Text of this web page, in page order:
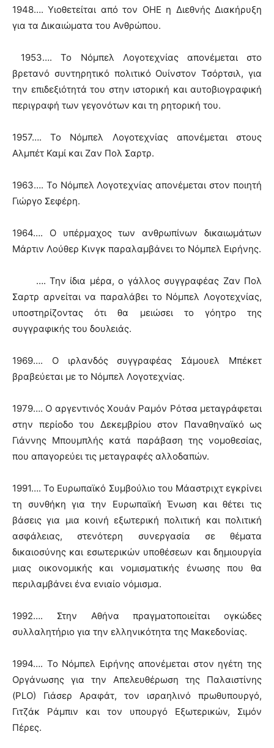
1948…. Υιοθετείται από τον ΟΗΕ η Διεθνής Διακήρυξη
για τα Δικαιώματα του Ανθρώπου.
1953…. Το Νόμπελ Λογοτεχνίας απονέμεται στο
βρετανό συντηρητικό πολιτικό Ουίνστον Τσόρτσιλ, για
την επιδεξιότητά του στην ιστορική και αυτοβιογραφική
περιγραφή των γεγονότων και τη ρητορική του.
1957…. Το Νόμπελ Λογοτεχνίας απονέμεται στους
Αλμπέτ Καμί και Ζαν Πολ Σαρτρ.
1963…. Το Νόμπελ Λογοτεχνίας απονέμεται στον ποιητή
Γιώργο Σεφέρη.
1964…. Ο υπέρμαχος των ανθρωπίνων δικαιωμάτων
Μάρτιν Λούθερ Κινγκ παραλαμβάνει το Νόμπελ Ειρήνης.
…. Την ίδια μέρα, ο γάλλος συγγραφέας Ζαν Πολ
Σαρτρ αρνείται να παραλάβει το Νόμπελ Λογοτεχνίας,
υποστηρίζοντας ότι θα μειώσει το γόητρο της
συγγραφικής του δουλειάς.
1969…. Ο ιρλανδός συγγραφέας Σάμουελ Μπέκετ
βραβεύεται με το Νόμπελ Λογοτεχνίας.
1979…. Ο αργεντινός Χουάν Ραμόν Ρότσα μεταγράφεται
στην περίοδο του Δεκεμβρίου στον Παναθηναϊκό ως
Γιάννης Μπουμπλής κατά παράβαση της νομοθεσίας,
που απαγορεύει τις μεταγραφές αλλοδαπών.
1991…. Το Ευρωπαϊκό Συμβούλιο του Μάαστριχτ εγκρίνει
τη συνθήκη για την Ευρωπαϊκή Ένωση και θέτει τις
βάσεις για μια κοινή εξωτερική πολιτική και πολιτική
ασφάλειας, στενότερη συνεργασία σε θέματα
δικαιοσύνης και εσωτερικών υποθέσεων και δημιουργία
μιας οικονομικής και νομισματικής ένωσης που θα
περιλαμβάνει ένα ενιαίο νόμισμα.
1992…. Στην Αθήνα πραγματοποιείται ογκώδες
συλλαλητήριο για την ελληνικότητα της Μακεδονίας.
1994…. Το Νόμπελ Ειρήνης απονέμεται στον ηγέτη της
Οργάνωσης για την Απελευθέρωση της Παλαιστίνης
(PLO) Γιάσερ Αραφάτ, τον ισραηλινό πρωθυπουργό,
Γιτζάκ Ράμπιν και τον υπουργό Εξωτερικών, Σιμόν
Πέρες.